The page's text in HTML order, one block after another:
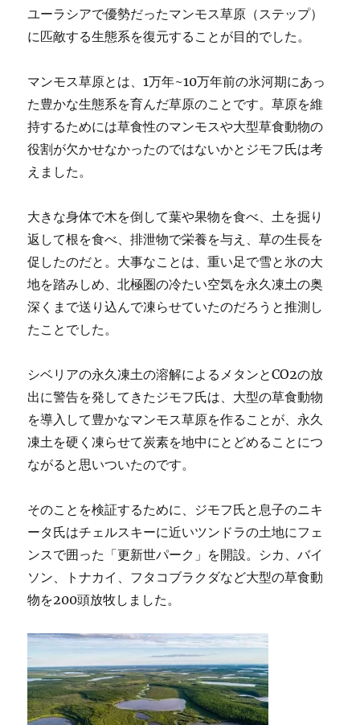
ユーラシアで優勢だったマンモス草原（ステップ）
に匹敵する生態系を復元することが目的でした。
マンモス草原とは、1万年~10万年前の氷河期にあっ
た豊かな生態系を育んだ草原のことです。草原を維
持するためには草食性のマンモスや大型草食動物の
役割が欠かせなかったのではないかとジモフ氏は考
えました。
大きな身体で木を倒して葉や果物を食べ、土を掘り
返して根を食べ、排泄物で栄養を与え、草の生長を
促したのだと。大事なことは、重い足で雪と氷の大
地を踏みしめ、北極圏の冷たい空気を永久凍土の奥
深くまで送り込んで凍らせていたのだろうと推測し
たことでした。
シベリアの永久凍土の溶解によるメタンとCO2の放
出に警告を発してきたジモフ氏は、大型の草食動物
を導入して豊かなマンモス草原を作ることが、永久
凍土を硬く凍らせて炭素を地中にとどめることにつ
ながると思いついたのです。
そのことを検証するために、ジモフ氏と息子のニキ
ータ氏はチェルスキーに近いツンドラの土地にフェ
ンスで囲った「更新世パーク」を開設。シカ、バイ
ソン、トナカイ、フタコブラクダなど大型の草食動
物を200頭放牧しました。